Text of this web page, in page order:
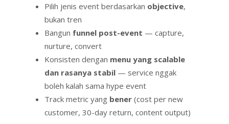
Pilih jenis event berdasarkan objective,
bukan tren
Bangun funnel post-event — capture,
nurture, convert
Konsisten dengan menu yang scalable
dan rasanya stabil— service nggak
boleh kalah sama hype event
Track metric yang bener(cost per new
customer, 30-day return, content output)